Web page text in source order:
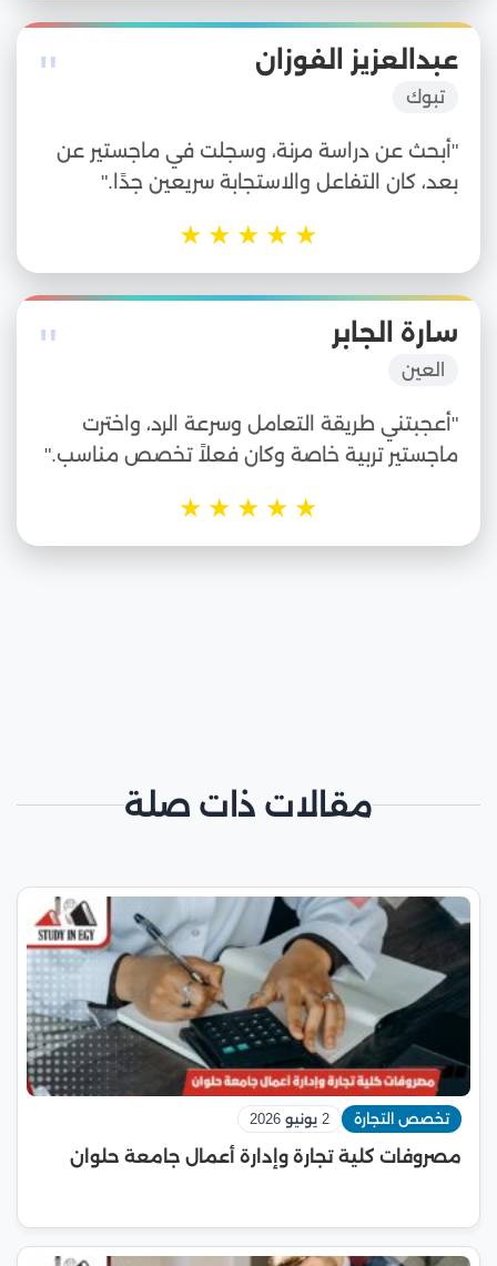
" عبدالعزيز الفوزان
تبوك
"أبحث عن دراسة مرنة، وسجلت في ماجستير عن
بعد، كان التفاعل والاستجابة سريعين جدًا."
★
★
★
★
★
" سارة الجابر
العين
"أعجبتني طريقة التعامل وسرعة الرد، واخترت
ماجستير تربية خاصة وكان فعلاً تخصص مناسب."
★
★
★
★
★
مقالات ذات صلة
تخصص التجارة 2 يونيو 2026
مصروفات كلية تجارة وإدارة أعمال جامعة حلوان